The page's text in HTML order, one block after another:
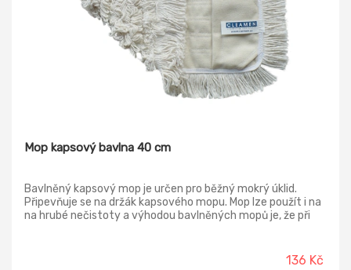
Mop kapsový bavlna 40 cm
Bavlněný kapsový mop je určen pro běžný mokrý úklid.
Připevňuje se na držák kapsového mopu. Mop lze použít i na
na hrubé nečistoty a výhodou bavlněných mopů je, že při
136 Kč